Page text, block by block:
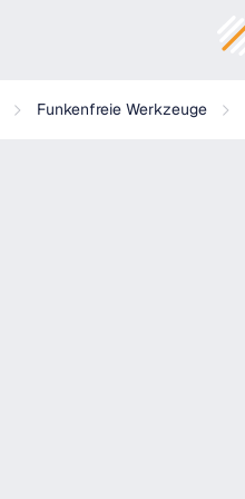
Funkenfreie Werkzeuge